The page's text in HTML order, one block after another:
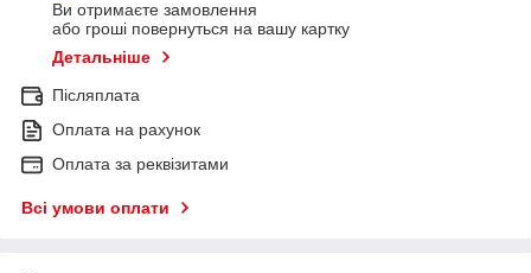
Ви отримаєте замовлення
або гроші повернуться на вашу картку
Детальніше
Післяплата
Оплата на рахунок
Оплата за реквізитами
Всі умови оплати